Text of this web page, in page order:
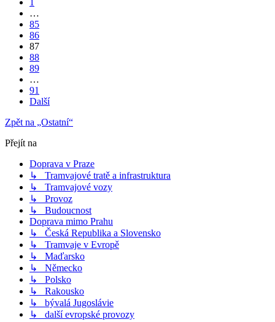
1
…
85
86
87
88
89
…
91
Další
Zpět na „Ostatní“
Přejít na
Doprava v Praze
↳ Tramvajové tratě a infrastruktura
↳ Tramvajové vozy
↳ Provoz
↳ Budoucnost
Doprava mimo Prahu
↳ Česká Republika a Slovensko
↳ Tramvaje v Evropě
↳ Maďarsko
↳ Německo
↳ Polsko
↳ Rakousko
↳ bývalá Jugoslávie
↳ další evropské provozy